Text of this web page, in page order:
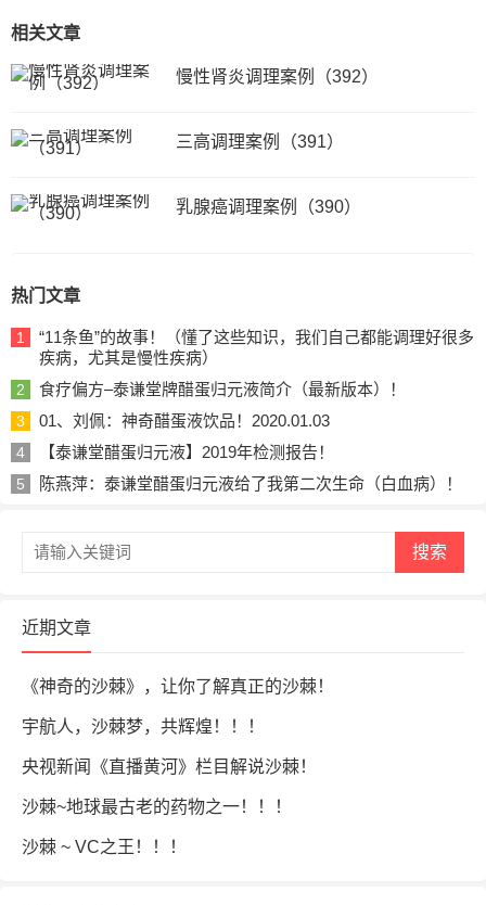
相关文章
慢性肾炎调理案例（392）
三高调理案例（391）
乳腺癌调理案例（390）
热门文章
1
“11条鱼”的故事！（懂了这些知识，我们自己都能调理好很多
疾病，尤其是慢性疾病）
2 食疗偏方–泰谦堂牌醋蛋归元液简介（最新版本）！
3 01、刘佩：神奇醋蛋液饮品！2020.01.03
4 【泰谦堂醋蛋归元液】2019年检测报告！
5 陈燕萍：泰谦堂醋蛋归元液给了我第二次生命（白血病）！
搜索
近期文章
《神奇的沙棘》，让你了解真正的沙棘！
宇航人，沙棘梦，共辉煌！！！
央视新闻《直播黄河》栏目解说沙棘！
沙棘~地球最古老的药物之一！！！
沙棘 ~ VC之王！！！